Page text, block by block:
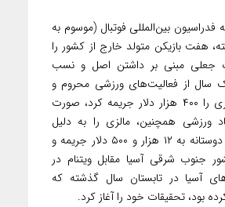
فدراسیون بین‌المللی فوتبال (موسوم به
هفت بازیکن متولد خارج از کشور را
جعلی مبنی بر داشتن اصل و نسب
سال از فعالیت‌های ورزشی محروم و
فدراسیون فوتبال مالزی را ۴۰۰ هزار دلار جریمه کرد، صورت
ورزشی همچنین، مالزی را به دلیل
شکست در بازی‌های دوستانه به ۱۲ هزار و ۵۰۰ دلار جریمه و
جنوب شرقی آسیا مقابل ویتنام در
آسیا در تابستان سال گذشته که
بود، تحقیقات خود را آغاز کرد.